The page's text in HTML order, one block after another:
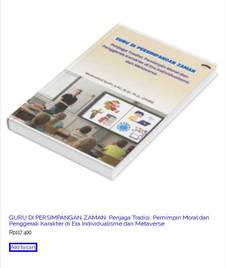
GURU DI PERSIMPANGAN ZAMAN: Penjaga Tradisi, Pemimpin Moral dan
Penggerak Karakter di Era Individualisme dan Metaverse
Rp117.400
Add to cart